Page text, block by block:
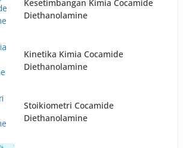
Kesetimbangan Kimia Cocamide
Diethanolamine
Kinetika Kimia Cocamide
Diethanolamine
Stoikiometri Cocamide
Diethanolamine